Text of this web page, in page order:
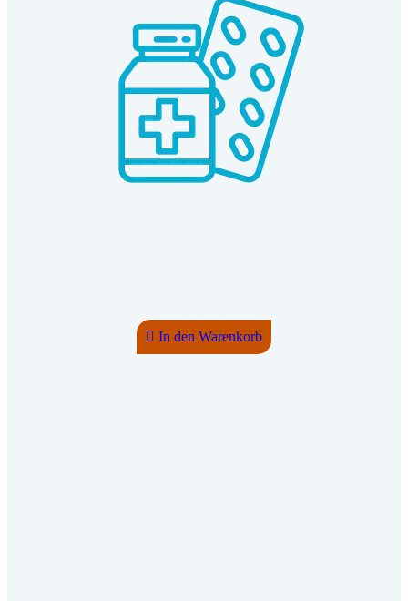
In den Warenkorb